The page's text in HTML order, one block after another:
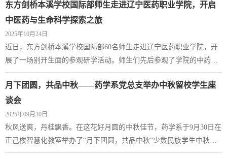
动伊始，健康管理系主任发表了诚挚的讲话，在教诲中引导学生明孝
悌、晓忠信、知礼义、懂廉耻，让全体新生对健康管理这个大家庭有
更多归属感。随后，全系教师为2025级新生代表发放了精心准备的入
学礼物，一本“家书”，礼轻情意重，...
东方剑桥本溪学校国际部师生走进辽宁医药职业学院，开启
中医药与生命科学探索之旅
2025年10月24日
近日，东方剑桥本溪学校国际部60名师生走进辽宁医药职业学院，开
展了一场别开生面的参观研学活动。师生们先后参观了学院的中药馆
和人体生命科学馆，并在人体生命科学馆多功能报告厅观摩学习了实
用的急救技能，收获了一次理论与实践相结合的沉浸式科学体验。活
动伊始，师生们在学院专业讲解员的引导下步入中药馆。馆内丰富的
中药材标本、翔实的图文介绍以及现代化的展示手段，瞬间吸引了师
生们的目光。大家认真聆听讲解，了解各...
月下团圆，共品中秋——药学系党总支举办中秋留校学生座
谈会
2025年09月30日
秋风送爽，丹桂飘香。在这花好月圆的中秋佳节，药学系于9月30日在
正己楼智慧化教室举办了“月下团圆，共品中秋”少数民族学生中秋座
谈会，为留校学生送上节日的温暖与陪伴。药学系党总支书记、副书